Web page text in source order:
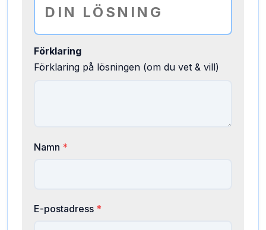
Förklaring
Förklaring på lösningen (om du vet & vill)
Namn *
E-postadress *